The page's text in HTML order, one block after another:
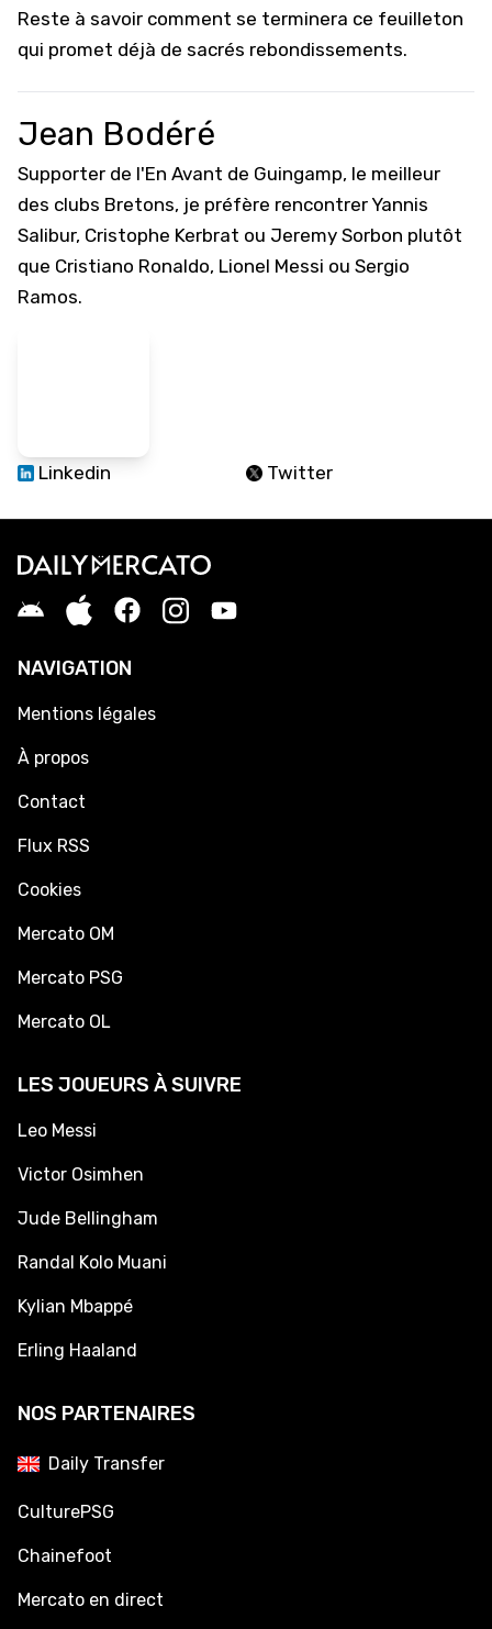
Reste à savoir comment se terminera ce feuilleton
qui promet déjà de sacrés rebondissements.
Jean Bodéré
Supporter de l'En Avant de Guingamp, le meilleur
des clubs Bretons, je préfère rencontrer Yannis
Salibur, Cristophe Kerbrat ou Jeremy Sorbon plutôt
que Cristiano Ronaldo, Lionel Messi ou Sergio
Ramos.
Linkedin Twitter
NAVIGATION
Mentions légales
À propos
Contact
Flux RSS
Cookies
Mercato OM
Mercato PSG
Mercato OL
LES JOUEURS À SUIVRE
Leo Messi
Victor Osimhen
Jude Bellingham
Randal Kolo Muani
Kylian Mbappé
Erling Haaland
NOS PARTENAIRES
Daily Transfer
CulturePSG
Chainefoot
Mercato en direct